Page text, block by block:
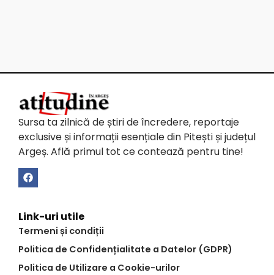
Sursa ta zilnică de știri de încredere, reportaje
exclusive și informații esențiale din Pitești și județul
Argeș. Află primul tot ce contează pentru tine!
Link-uri utile
Termeni și condiții
Politica de Confidențialitate a Datelor (GDPR)
Politica de Utilizare a Cookie-urilor